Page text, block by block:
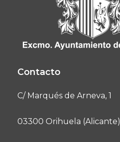
Contacto
C/ Marqués de Arneva, 1
03300 Orihuela (Alicante)